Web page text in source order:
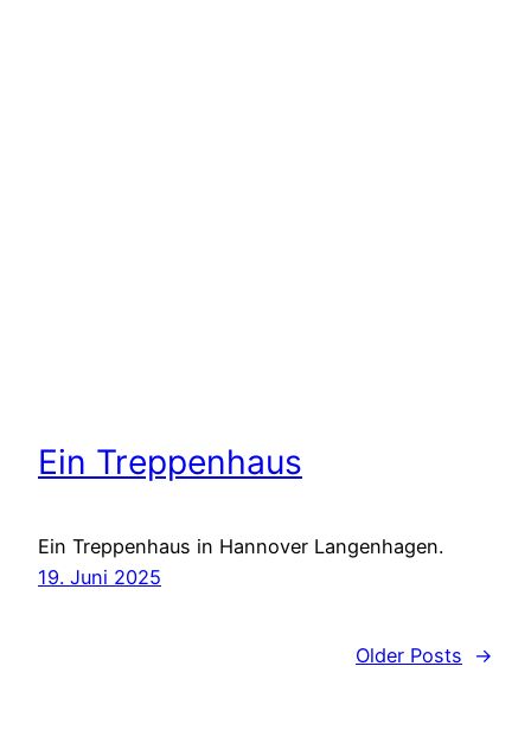
Ein Treppenhaus
Ein Treppenhaus in Hannover Langenhagen.
19. Juni 2025
Older Posts →